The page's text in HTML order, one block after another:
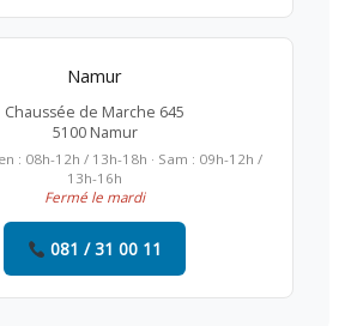
Namur
Chaussée de Marche 645
5100 Namur
: 08h-12h / 13h-18h · Sam : 09h-12h /
13h-16h
Fermé le mardi
081 / 31 00 11